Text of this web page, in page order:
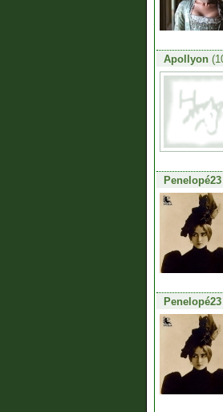
Apollyon
Penelopé23
Penelopé23